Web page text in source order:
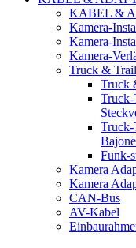
KABEL &
Kamera-
Kamera-
Kamera-
Truck &
Truck
Truck-
Truck-
Funk-
Kamera
Kamera
CAN-Bus
AV-Kabel